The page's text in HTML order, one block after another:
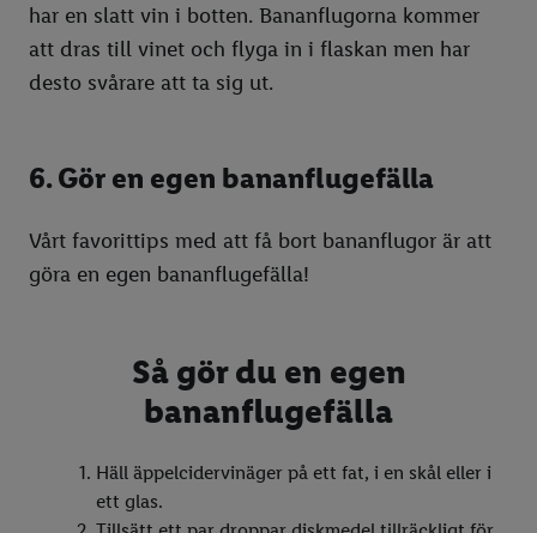
har en slatt vin i botten. Bananflugorna kommer
att dras till vinet och flyga in i flaskan men har
desto svårare att ta sig ut.
6. Gör en egen bananflugefälla
Vårt favorittips med att få bort bananflugor är att
göra en egen bananflugefälla!
Så gör du en egen
bananflugefälla
Häll äppelcidervinäger på ett fat, i en skål eller i
ett glas.